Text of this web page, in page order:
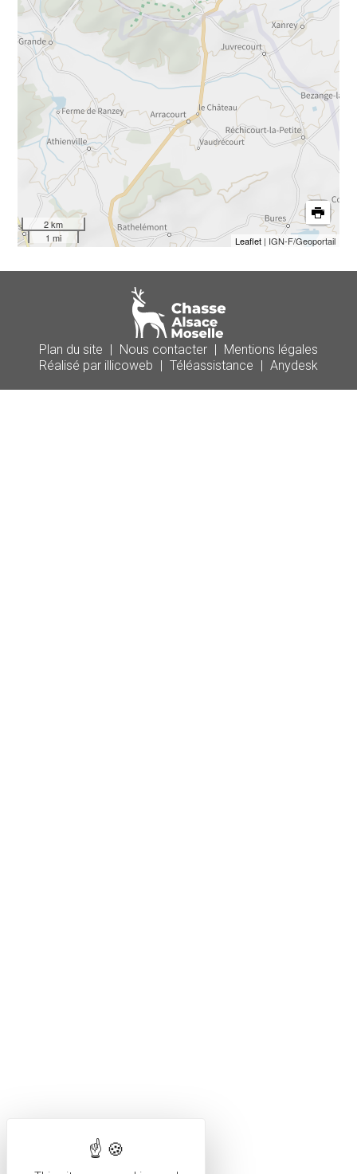
2 km
1 mi
Leaflet| IGN-F/Geoportail
Plan du site | Nous contacter | Mentions légales
Réalisé par illicoweb | Téléassistance | Anydesk